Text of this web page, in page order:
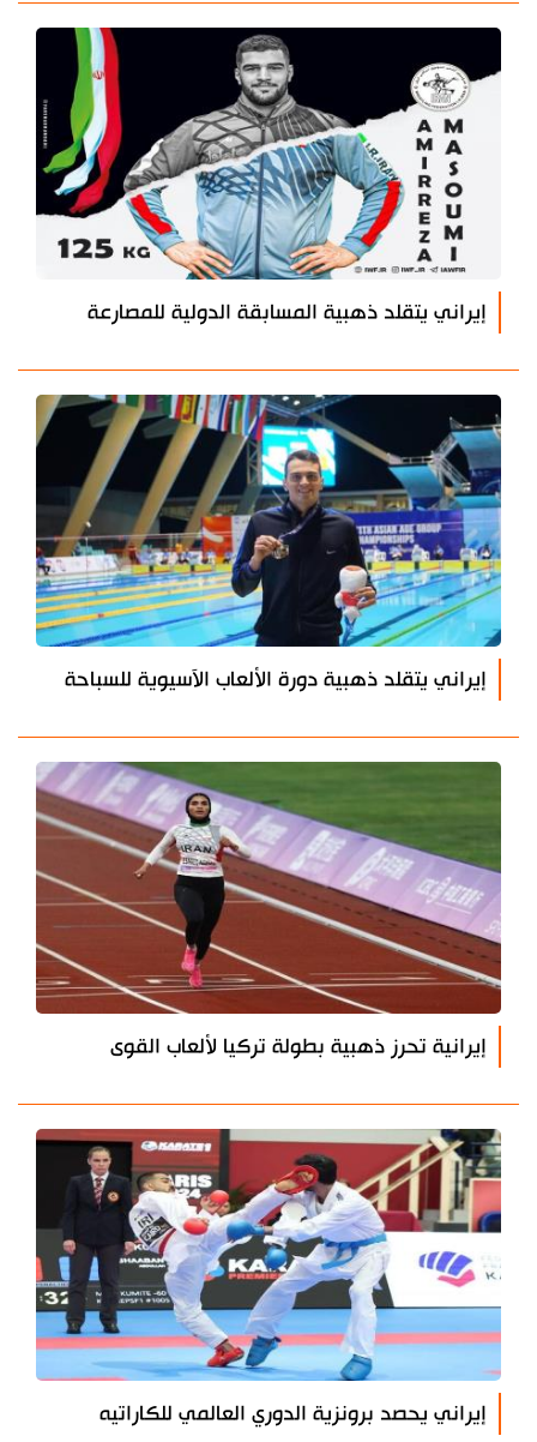
إيراني يتقلد ذهبية المسابقة الدولية للمصارعة
إيراني يتقلد ذهبية دورة الألعاب الآسيوية للسباحة
إيرانية تحرز ذهبية بطولة تركيا لألعاب القوى
إيراني يحصد برونزية الدوري العالمي للكاراتيه